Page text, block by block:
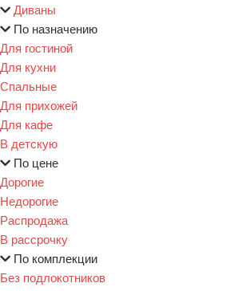
Диваны
По назначению
Для гостиной
Для кухни
Спальные
Для прихожей
Для кафе
В детскую
По цене
Дорогие
Недорогие
Распродажа
В рассрочку
По комплекции
Без подлокотников